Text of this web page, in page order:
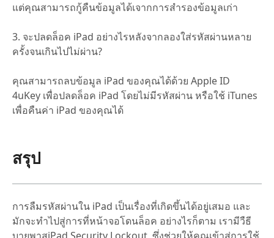
แต่คุณสามารถกู้คืนข้อมูลได้เจากการสำรองข้อมูลเก่า
3. จะปลดล็อค iPad อย่างไรหลังจากลองใส่รหัสผ่านหลาย
ครั้งจนเกินไปไม่ผ่าน?
คุณสามารถลบข้อมูล iPad ของคุณได้ด้วย Apple ID
4uKey เพื่อปลดล็อค iPad โดยไม่มีรหัสผ่าน หรือใช้ iTunes
เพื่อคืนค่า iPad ของคุณได้
สรุป
การลืมรหัสผ่านใน iPad เป็นเรื่องที่เกิดขึ้นได้อยู่เสมอ และ
มักจะทำไปสู่การที่หน้าจอโดนล็อค อย่างไรก็ตาม เรามีวืธี